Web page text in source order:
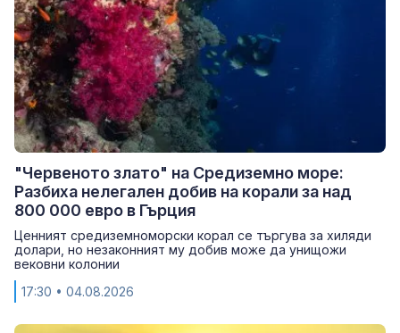
"Червеното злато" на Средиземно море:
Разбиха нелегален добив на корали за над
800 000 евро в Гърция
Ценният средиземноморски корал се търгува за хиляди
долари, но незаконният му добив може да унищожи
вековни колонии
17:30 • 04.08.2026